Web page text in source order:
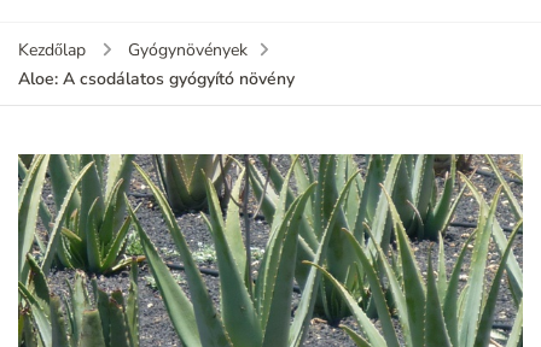
Kezdőlap
Gyógynövények
Aloe: A csodálatos gyógyító növény